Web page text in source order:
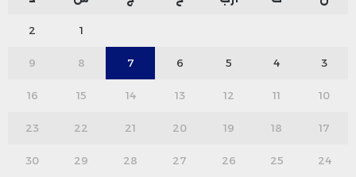
1
2
3
4
5
6
7
8
9
10
11
12
13
14
15
16
17
18
19
20
21
22
23
24
25
26
27
28
29
30